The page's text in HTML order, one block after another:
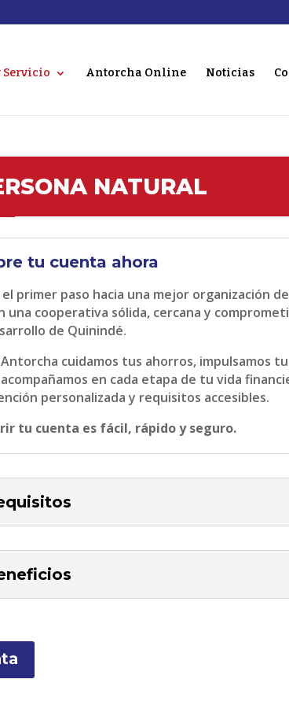
Servicio Antorcha Online Noticias
NATURAL
tu cuenta ahora
el primer paso hacia una mejor organización
una cooperativa sólida, cercana y
de Quinindé.
Antorcha cuidamos tus ahorros, impulsamos
en cada etapa de tu vida
personalizada y requisitos accesibles.
tu cuenta es fácil, rápido y seguro.